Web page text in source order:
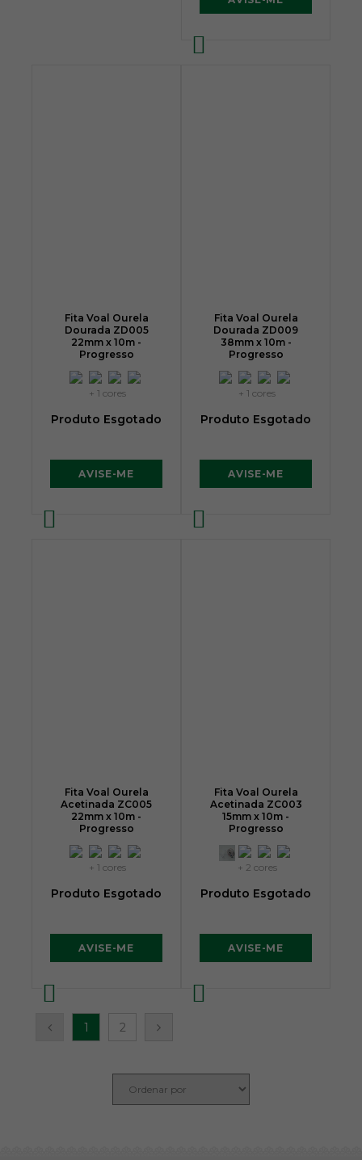
Fita Voal Ourela
Dourada ZD005
22mm x 10m -
Progresso
+ 1 cores
Produto Esgotado
AVISE-ME
Fita Voal Ourela
Dourada ZD009
38mm x 10m -
Progresso
+ 1 cores
Produto Esgotado
AVISE-ME
Fita Voal Ourela
Acetinada ZC005
22mm x 10m -
Progresso
+ 1 cores
Produto Esgotado
AVISE-ME
Fita Voal Ourela
Acetinada ZC003
15mm x 10m -
Progresso
+ 2 cores
Produto Esgotado
AVISE-ME
1 2